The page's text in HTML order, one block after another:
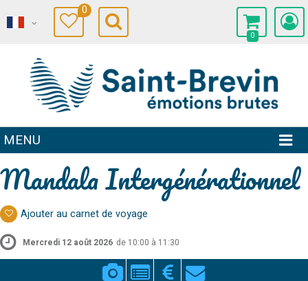
0
0
MENU
Mandala Intergénérationnel
Ajouter au carnet de voyage
Mercredi 12 août 2026 de 10:00 à 11:30